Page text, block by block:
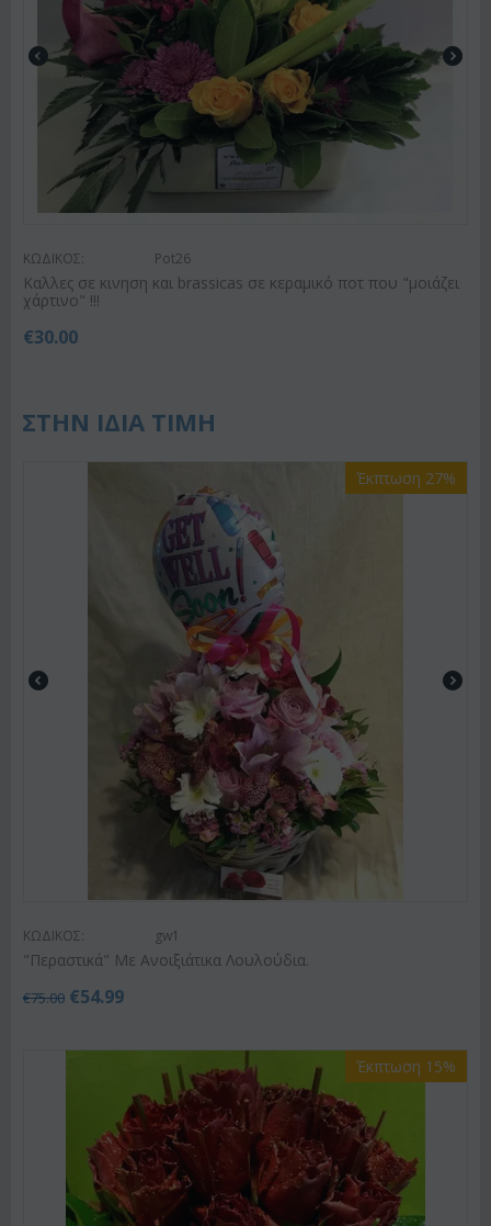
ΚΩΔΙΚΟΣ: Pot26
Καλλες σε κινηση και brassicas σε κεραμικό ποτ που "μοιάζει
χάρτινο" !!!
€30.00
ΣΤΗΝ ΙΔΙΑ ΤΙΜΗ
Έκπτωση 27%
ΚΩΔΙΚΟΣ: gw1
"Περαστικά" Με Ανοιξιάτικα Λουλούδια.
€75.00 €54.99
Έκπτωση 15%